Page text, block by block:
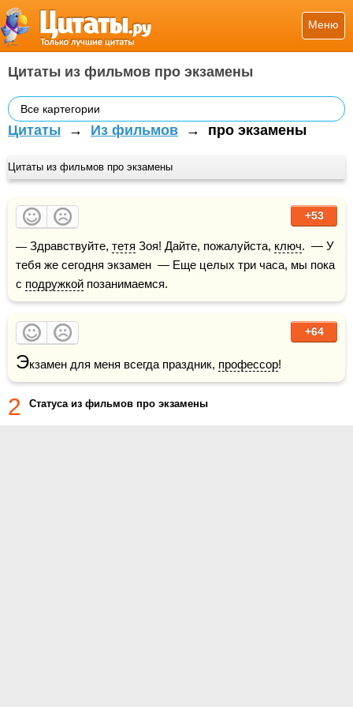
Меню
Цитаты из фильмов про экзамены
Все картегории
Цитаты → Из фильмов → про экзамены
Цитаты из фильмов про экзамены
+53
— Здравствуйте, тетя Зоя! Дайте, пожалуйста, ключ.  — У
тебя же сегодня экзамен  — Еще целых три часа, мы пока
с подружкой позанимаемся.
+64
Экзамен для меня всегда праздник, профессор!
2 Статуса из фильмов про экзамены